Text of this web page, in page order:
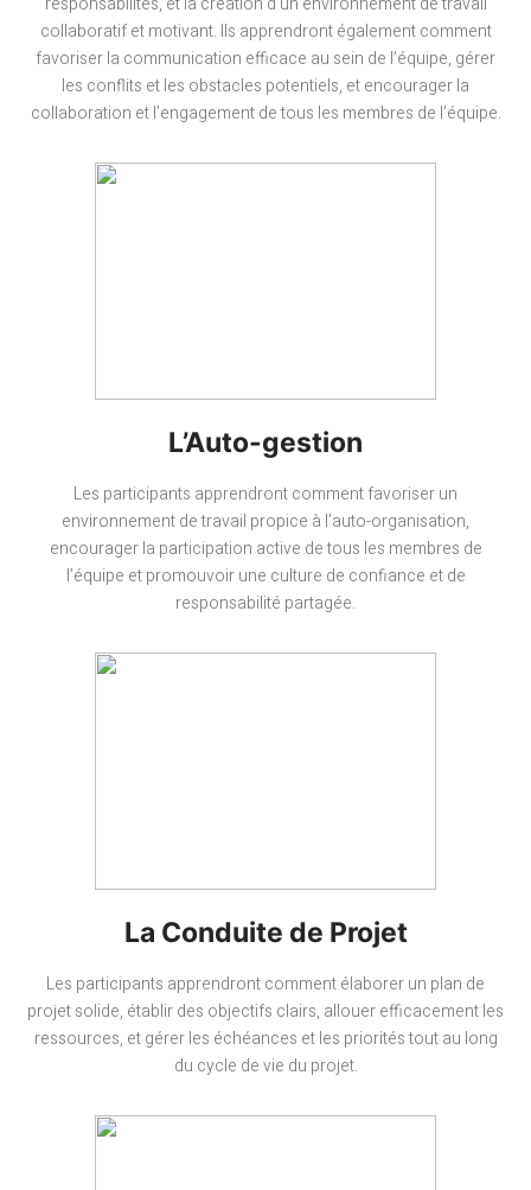
collaboratif et motivant. Ils apprendront également comment
favoriser la communication efficace au sein de l’équipe, gérer
les conflits et les obstacles potentiels, et encourager la
collaboration et l’engagement de tous les membres de l’équipe.
L’Auto-gestion
Les participants apprendront comment favoriser un
environnement de travail propice à l’auto-organisation,
encourager la participation active de tous les membres de
l’équipe et promouvoir une culture de confiance et de
responsabilité partagée.
La Conduite de Projet
Les participants apprendront comment élaborer un plan de
projet solide, établir des objectifs clairs, allouer efficacement les
ressources, et gérer les échéances et les priorités tout au long
du cycle de vie du projet.